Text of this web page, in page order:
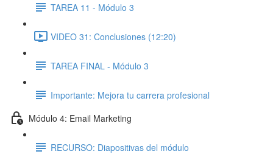
TAREA 11 - Módulo 3
VIDEO 31: Conclusiones (12:20)
TAREA FINAL - Módulo 3
Importante: Mejora tu carrera profesional
Módulo 4: Email Marketing
RECURSO: Diapositivas del módulo